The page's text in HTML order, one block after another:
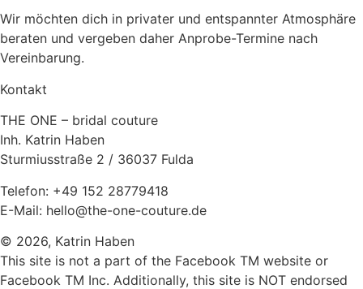
Wir möchten dich in privater und entspannter Atmosphäre
beraten und vergeben daher Anprobe-Termine nach
Vereinbarung.
Kontakt
THE ONE – bridal couture
Inh. Katrin Haben
Sturmiusstraße 2 / 36037 Fulda
Telefon: +49 152 28779418
E-Mail: hello@the-one-couture.de
© 2026, Katrin Haben
This site is not a part of the Facebook TM website or
Facebook TM Inc. Additionally, this site is NOT endorsed